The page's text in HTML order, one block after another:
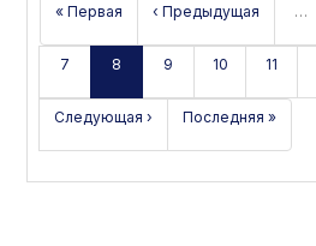
« Первая ‹ Предыдущая …
7 8 9 10 11
Следующая › Последняя »